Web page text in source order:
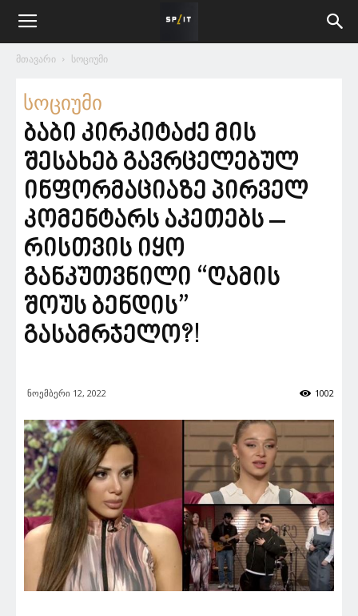
მთავარი სოციუმი
სოციუმი
ბაბი კირკიტაძე მის
შესახებ გავრცელებულ
ინფორმაციაზე პირველ
კომენტარს აკეთებს –
რისთვის იყო
განკუთვნილი “ღამის
შოუს ბენდის”
გასამრჯელო?!
ნოემბერი 12, 2022 1002